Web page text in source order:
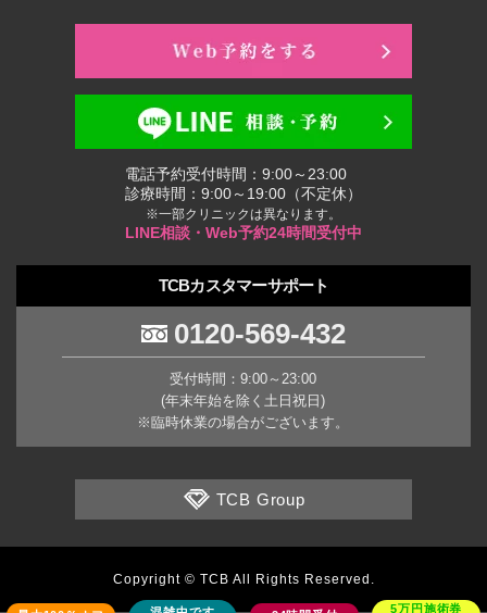
電話予約受付時間：9:00～23:00
診療時間：9:00～19:00（不定休）
※一部クリニックは異なります。
LINE相談・Web予約24時間受付中
TCBカスタマーサポート
0120-569-432
受付時間：9:00～23:00
(年末年始を除く土日祝日)
※臨時休業の場合がございます。
TCB Group
Copyright © TCB All Rights Reserved.